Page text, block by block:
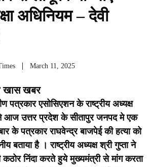
अधिनियम – देवी
March 11, 2025
खास खबर
पत्रकार एसोसिएशन के राष्ट्रीय अध्यक्ष
ने आज उत्तर प्रदेश के सीतापुर जनपद मे एक
के पत्रकार राघवेन्द्र बाजपेई की हत्या को
बताया है ।राष्ट्रीय अध्यक्ष श्री गुप्ता ने
निंदा करते हुये मुख्यमंत्री से मांग करता